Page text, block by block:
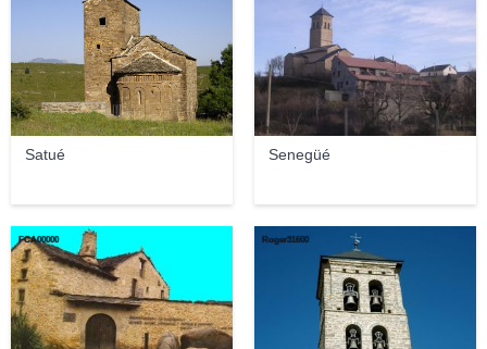
Satué Senegüé
FCA00000 Roger31600